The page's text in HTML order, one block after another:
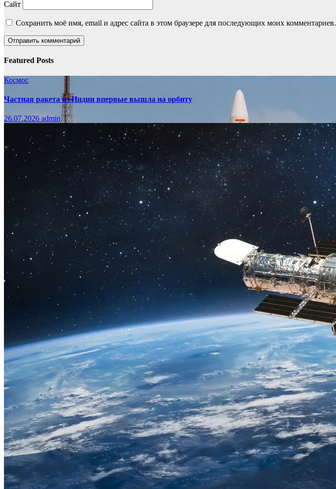
Сайт
Сохранить моё имя, email и адрес сайта в этом браузере для последующих моих комментариев.
Featured Posts
Космос
Частная ракета из Индии впервые вышла на орбиту
26.07.2026 admin